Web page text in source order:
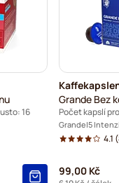
16 Počet kapslí
Grande 5
4.1
99,00 Kč